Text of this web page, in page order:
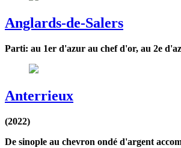
Anglards-de-Salers
Parti: au 1er d'azur au chef d'or, au 2e
Anterrieux
(2022)
De sinople au chevron ondé d'argent